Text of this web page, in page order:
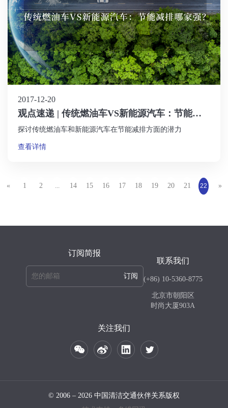
2017-12-20
观点速递 | 传统燃油车VS新能源汽车：节能减
排哪家强？
探讨传统燃油车和新能源汽车在节能减排方面的潜力
查看详情
« 1 2 ... 14 15 16 17 18 19 20 21 22 »
订阅简报
订阅
联系我们
(+86) 10-5360-8775
北京市朝阳区
时尚大厦903A
关注我们
© 2006 – 2026 中国清洁交通伙伴关系版权